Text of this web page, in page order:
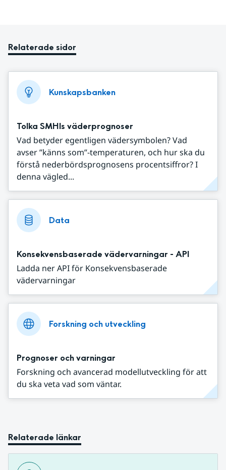
Relaterade sidor
Kunskapsbanken
Tolka SMHIs väderprognoser
Vad betyder egentligen vädersymbolen? Vad
avser ”känns som”-temperaturen, och hur ska du
förstå nederbördsprognosens procentsiffror? I
denna vägled...
Data
Konsekvensbaserade vädervarningar - API
Ladda ner API för Konsekvensbaserade
vädervarningar
Forskning och utveckling
Prognoser och varningar
Forskning och avancerad modellutveckling för att
du ska veta vad som väntar.
Relaterade länkar